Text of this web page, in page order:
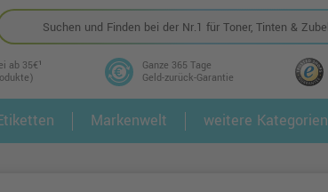
ab 35€¹
Ganze 365 Tage
Geld-zurück-Garantie
2.
Markenwelt weitere Kategorien